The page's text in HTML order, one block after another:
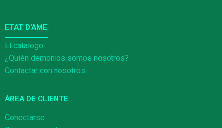
El catálogo
¿Quién demonios somos nosotros?
Contactar con nosotros
ETAT D'AME
Conectarse
ÀREA DE CLIENTE